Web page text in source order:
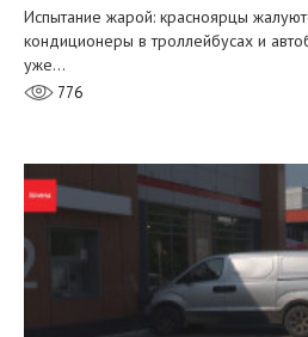
Испытание жарой: красноярцы
кондиционеры в троллейбусах и
уже…
776